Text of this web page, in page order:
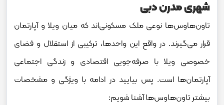
شهری مدرن دبی
تاون‌هاوس‌ها نوعی ملک مسکونی‌اند که میان ویلا و آپارتمان
قرار می‌گیرند. در واقع این واحدها، ترکیبی از استقلال و فضای
خصوصی ویلا با صرفه‌جویی اقتصادی و زندگی اجتماعی
آپارتمان‌ها است. پس بیایید در ادامه با ویژگی و مشخصات
بیشتر تاون‌هاوس‌ها آشنا شویم: